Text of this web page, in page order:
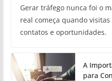
Gerar tráfego nunca foi o
real começa quando
contatos e oportunidades.
A
para